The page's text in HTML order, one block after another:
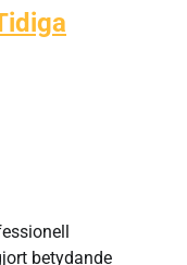
betydande